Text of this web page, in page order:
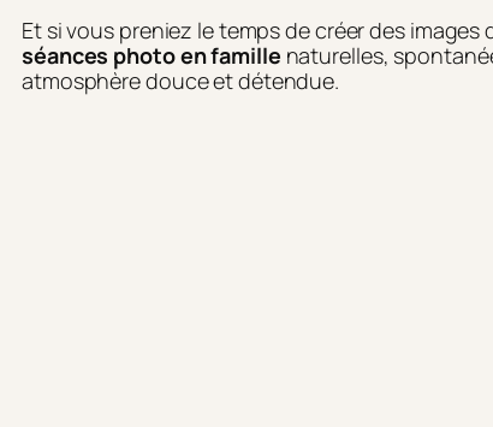
Et si vous preniez le temps de créer des
séances photo en famille naturelles,
atmosphère douce et détendue.